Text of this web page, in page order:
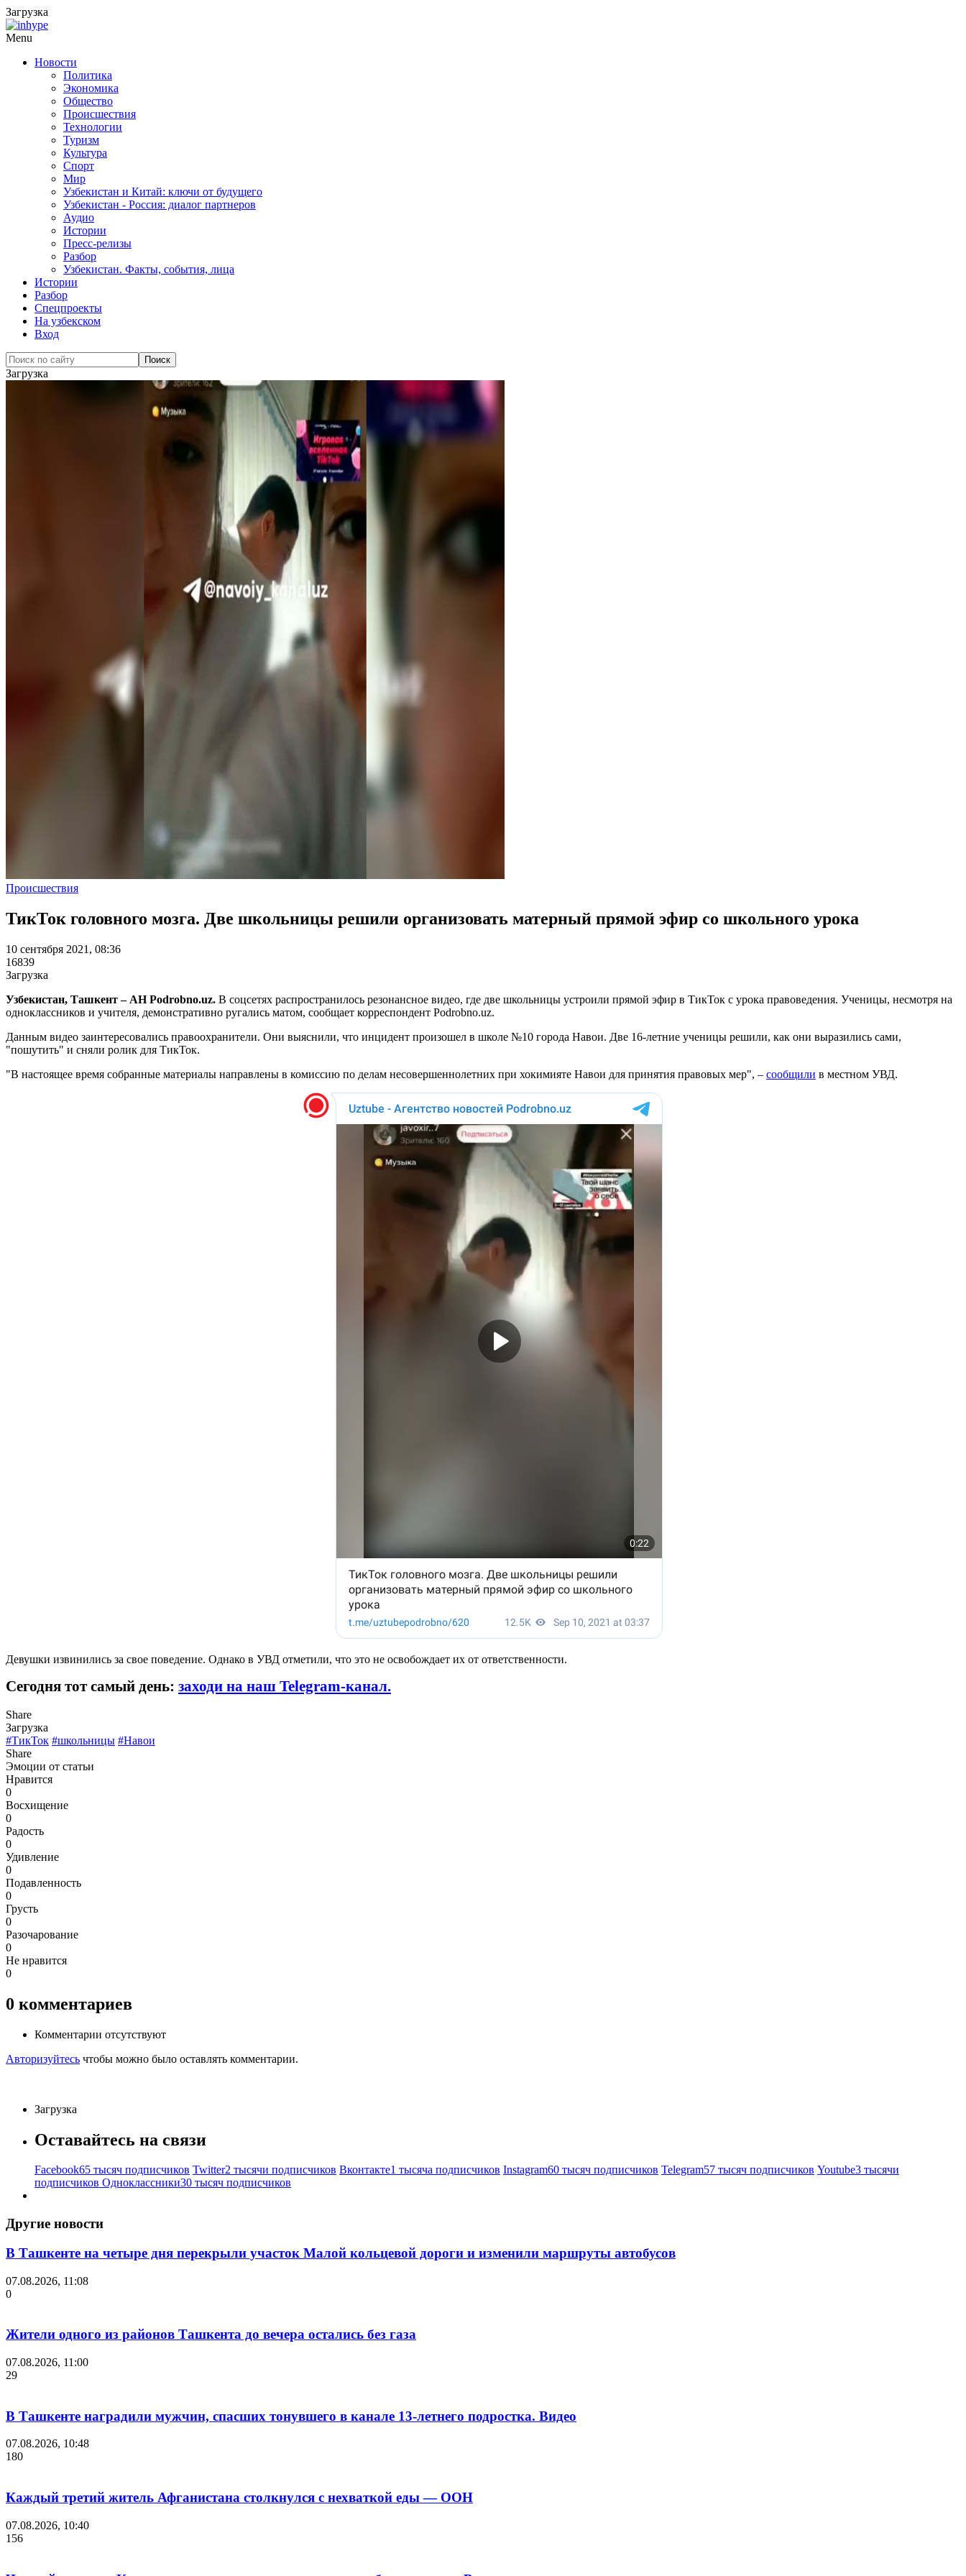
Загрузка
Menu
Новости
Политика
Экономика
Общество
Происшествия
Технологии
Туризм
Культура
Спорт
Мир
Узбекистан и Китай: ключи от будущего
Узбекистан - Россия: диалог партнеров
Аудио
Истории
Пресс-релизы
Разбор
Узбекистан. Факты, события, лица
Истории
Разбор
Спецпроекты
На узбекском
Вход
Загрузка
Происшествия
ТикТок головного мозга. Две школьницы решили организовать матерный прямой эфир со школьного урока
10 сентября 2021, 08:36
16839
Загрузка
Узбекистан, Ташкент – АН Podrobno.uz. В соцсетях распространилось резонансное видео, где две школьницы устроили прямой эфир в ТикТок с урока правоведения. Ученицы, несмотря на
одноклассников и учителя, демонстративно ругались матом, сообщает корреспондент Podrobno.uz.
Данным видео заинтересовались правоохранители. Они выяснили, что инцидент произошел в школе №10 города Навои. Две 16-летние ученицы решили, как они выразились сами,
"пошутить" и сняли ролик для ТикТок.
"В настоящее время собранные материалы направлены в комиссию по делам несовершеннолетних при хокимияте Навои для принятия правовых мер", – сообщили в местном УВД.
Девушки извинились за свое поведение. Однако в УВД отметили, что это не освобождает их от ответственности.
Сегодня тот самый день: заходи на наш Telegram-канал.
Share
Загрузка
#ТикТок #школьницы #Навои
Share
Эмоции от статьи
Нравится
0
Восхищение
0
Радость
0
Удивление
0
Подавленность
0
Грусть
0
Разочарование
0
Не нравится
0
0 комментариев
Комментарии отсутствуют
Авторизуйтесь чтобы можно было оставлять комментарии.
Загрузка
Оставайтесь на связи
Facebook65 тысяч подписчиков Twitter2 тысячи подписчиков Вконтакте1 тысяча подписчиков Instagram60 тысяч подписчиков Telegram57 тысяч подписчиков Youtube3 тысячи
подписчиков Одноклассники30 тысяч подписчиков
Другие новости
В Ташкенте на четыре дня перекрыли участок Малой кольцевой дороги и изменили маршруты автобусов
07.08.2026, 11:08
0
Жители одного из районов Ташкента до вечера остались без газа
07.08.2026, 11:00
29
В Ташкенте наградили мужчин, спасших тонувшего в канале 13-летнего подростка. Видео
07.08.2026, 10:48
180
Каждый третий житель Афганистана столкнулся с нехваткой еды — ООН
07.08.2026, 10:40
156